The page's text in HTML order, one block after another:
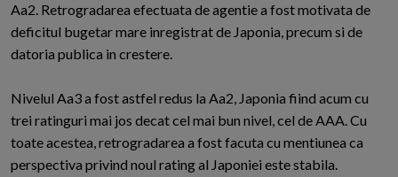
Aa2. Retrogradarea efectuata de agentie a fost motivata de
deficitul bugetar mare inregistrat de Japonia, precum si de
datoria publica in crestere.
Nivelul Aa3 a fost astfel redus la Aa2, Japonia fiind acum cu
trei ratinguri mai jos decat cel mai bun nivel, cel de AAA. Cu
toate acestea, retrogradarea a fost facuta cu mentiunea ca
perspectiva privind noul rating al Japoniei este stabila.